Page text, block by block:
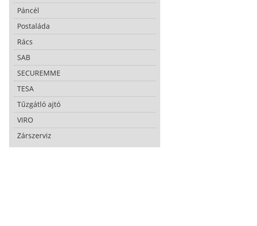
Páncél
Postaláda
Rács
SAB
SECUREMME
TESA
Tűzgátló ajtó
VIRO
Zárszerviz